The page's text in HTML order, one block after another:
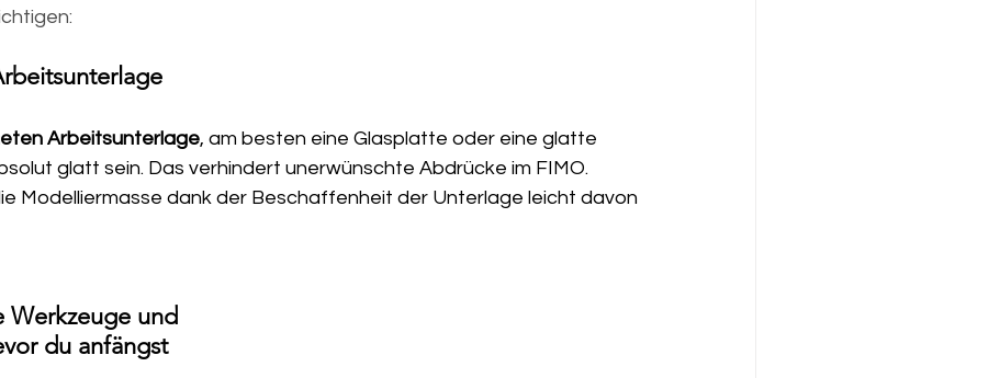
Arbeitsunterlage, am besten eine Glasplatte oder eine glatte
glatt sein. Das verhindert unerwünschte Abdrücke im FIMO.
Modelliermasse dank der Beschaffenheit der Unterlage leicht davon
Werkzeuge und
du anfängst